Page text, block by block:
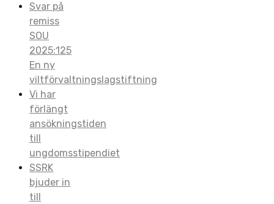
Svar på
remiss
SOU
2025:125
En ny
viltförvaltningslagstiftning
Vi har
förlängt
ansökningstiden
till
ungdomsstipendiet
SSRK
bjuder in
till